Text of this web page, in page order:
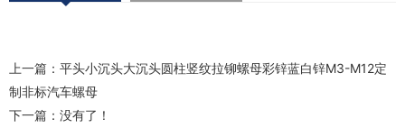
上一篇： 平头小沉头大沉头圆柱竖纹拉铆螺母彩锌蓝白锌M3-M12定
制非标汽车螺母
下一篇：没有了！